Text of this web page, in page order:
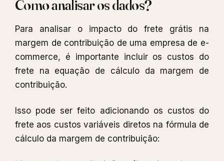
Como analisar os dados?
Para analisar o impacto do frete grátis na
margem de contribuição de uma empresa de e-
commerce, é importante incluir os custos do
frete na equação de cálculo da margem de
contribuição.
Isso pode ser feito adicionando os custos do
frete aos custos variáveis ​​diretos na fórmula de
cálculo da margem de contribuição: